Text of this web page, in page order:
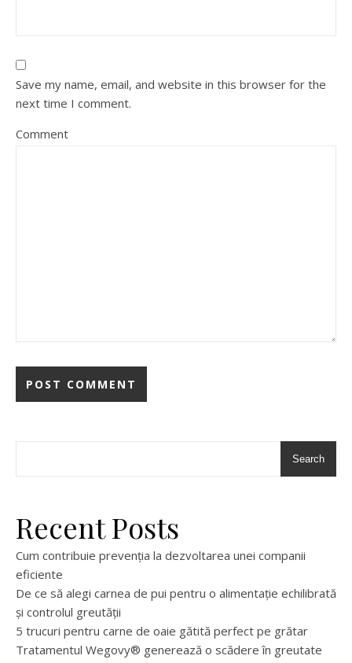
Save my name, email, and website in this browser for the
next time I comment.
Comment
Search
Recent Posts
Cum contribuie prevenția la dezvoltarea unei companii
eficiente
De ce să alegi carnea de pui pentru o alimentație echilibrată
și controlul greutății
5 trucuri pentru carne de oaie gătită perfect pe grătar
Tratamentul Wegovy® generează o scădere în greutate